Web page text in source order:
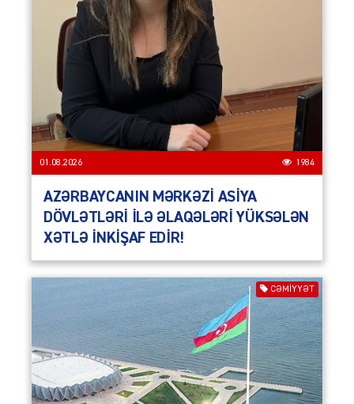
01.08.2026 1984
AZƏRBAYCANIN MƏRKƏZİ ASİYA
DÖVLƏTLƏRİ İLƏ ƏLAQƏLƏRİ YÜKSƏLƏN
XƏTLƏ İNKİŞAF EDİR!
CƏMIYYƏT